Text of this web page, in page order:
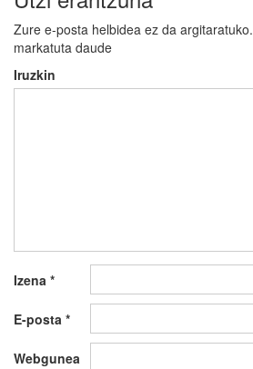
Zure e-posta helbidea ez da argitaratuko.
markatuta daude
Iruzkin
Izena *
E-posta *
Webgunea